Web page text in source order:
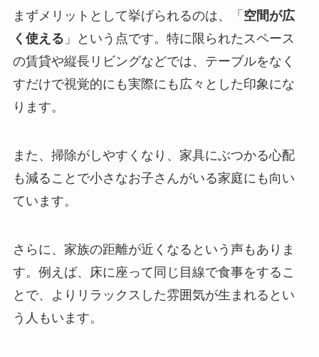
まずメリットとして挙げられるのは、「 空間が広
く使える 」という点です。特に限られたスペース
の賃貸や縦長リビングなどでは、テーブルをなく
すだけで視覚的にも実際にも広々とした印象にな
ります。
また、掃除がしやすくなり、家具にぶつかる心配
も減ることで小さなお子さんがいる家庭にも向い
ています。
さらに、家族の距離が近くなるという声もありま
す。例えば、床に座って同じ目線で食事をするこ
とで、よりリラックスした雰囲気が生まれるとい
う人もいます。